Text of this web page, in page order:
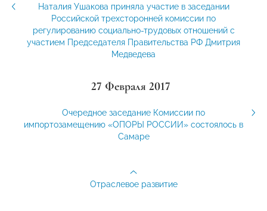
Наталия Ушакова приняла участие в заседании
Российской трехсторонней комиссии по
регулированию социально-трудовых отношений с
участием Председателя Правительства РФ Дмитрия
Медведева
27 Февраля 2017
Очередное заседание Комиссии по
импортозамещению «ОПОРЫ РОССИИ» состоялось в
Самаре
Отраслевое развитие